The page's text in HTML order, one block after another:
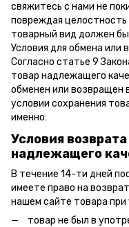
свяжитесь с нами не
повреждая целостность
товарный вид должен
Условия для обмена или
Согласно статье 9
товар надлежащего
обменен или возвращен
условии сохранения
именно:
Условия
надлежащего
В течение 14-ти дней
имеете право на
нашем сайте товара при
товар не был в